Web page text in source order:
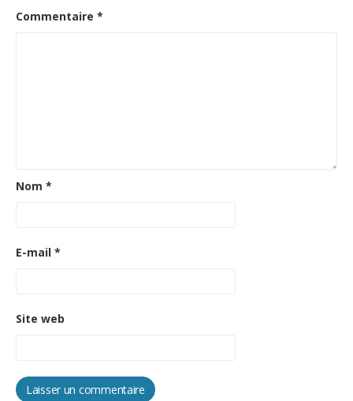
Commentaire *
Nom *
E-mail *
Site web